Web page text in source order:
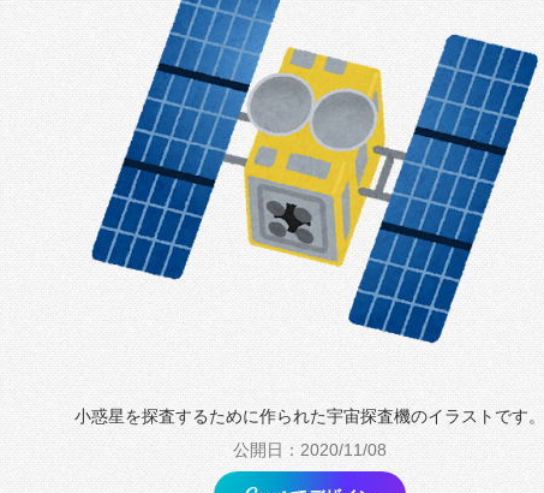
小惑星を探査するために作られた宇宙探査機のイラストです。
公開日：2020/11/08